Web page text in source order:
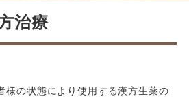
治療
様の状態により使用する漢方生薬の